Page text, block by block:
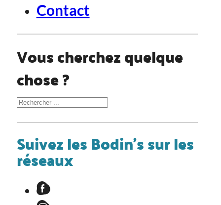
Contact
Vous cherchez quelque
chose ?
Rechercher
Suivez les Bodin's sur les
réseaux